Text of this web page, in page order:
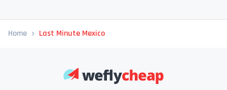
Home Last Minute Mexico